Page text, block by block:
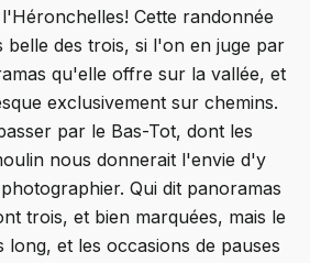
Cette randonnée
belle des trois, si l'on en juge par
qu'elle offre sur la vallée, et
exclusivement sur chemins.
par le Bas-Tot, dont les
nous donnerait l'envie d'y
Qui dit panoramas
trois, et bien marquées, mais le
et les occasions de pauses